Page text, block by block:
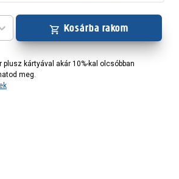
Kosárba rakom
plusz kártyával akár 10%-kal olcsóbban
meg.